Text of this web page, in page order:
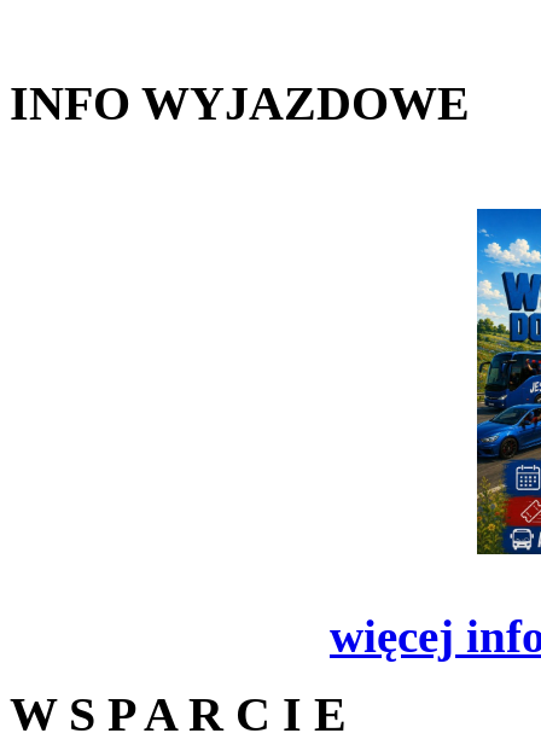
INFO WYJAZDOWE
więcej
W S P A R C I E